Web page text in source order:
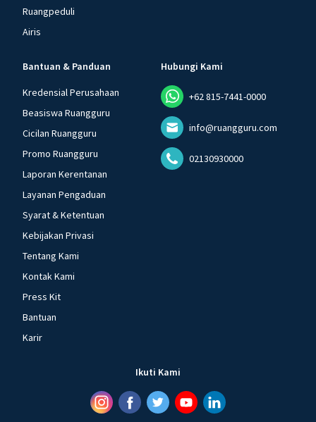
Ruangpeduli
Airis
Bantuan & Panduan
Kredensial Perusahaan
Beasiswa Ruangguru
Cicilan Ruangguru
Promo Ruangguru
Laporan Kerentanan
Layanan Pengaduan
Syarat & Ketentuan
Kebijakan Privasi
Tentang Kami
Kontak Kami
Press Kit
Bantuan
Karir
Hubungi Kami
+62 815-7441-0000
info@ruangguru.com
02130930000
Ikuti Kami